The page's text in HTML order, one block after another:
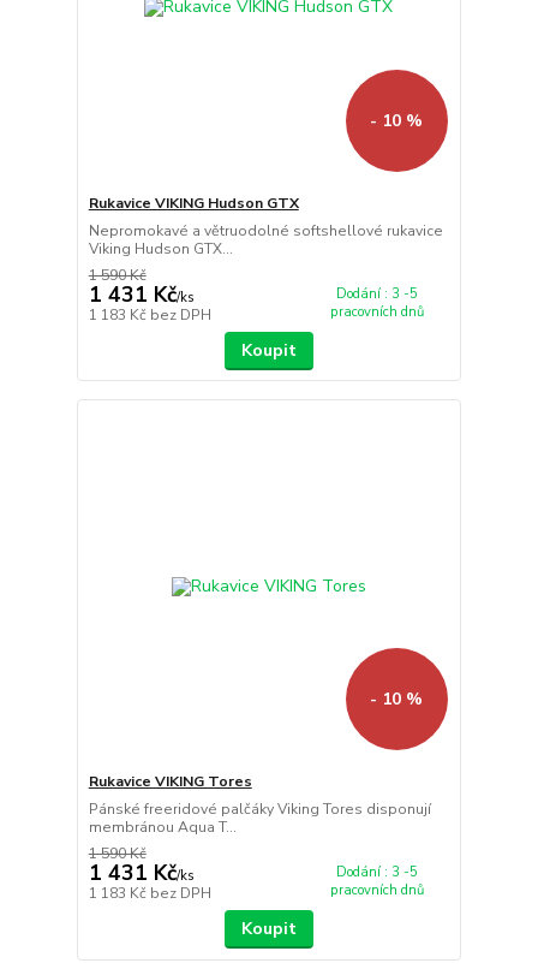
- 10 %
Rukavice VIKING Hudson GTX
Nepromokavé a větruodolné softshellové rukavice
Viking Hudson GTX...
1 590 Kč
1 431 Kč/ks
1 183 Kč bez DPH
Dodání : 3 -5
pracovních dnů
Koupit
- 10 %
Rukavice VIKING Tores
Pánské freeridové palčáky Viking Tores disponují
membránou Aqua T...
1 590 Kč
1 431 Kč/ks
1 183 Kč bez DPH
Dodání : 3 -5
pracovních dnů
Koupit